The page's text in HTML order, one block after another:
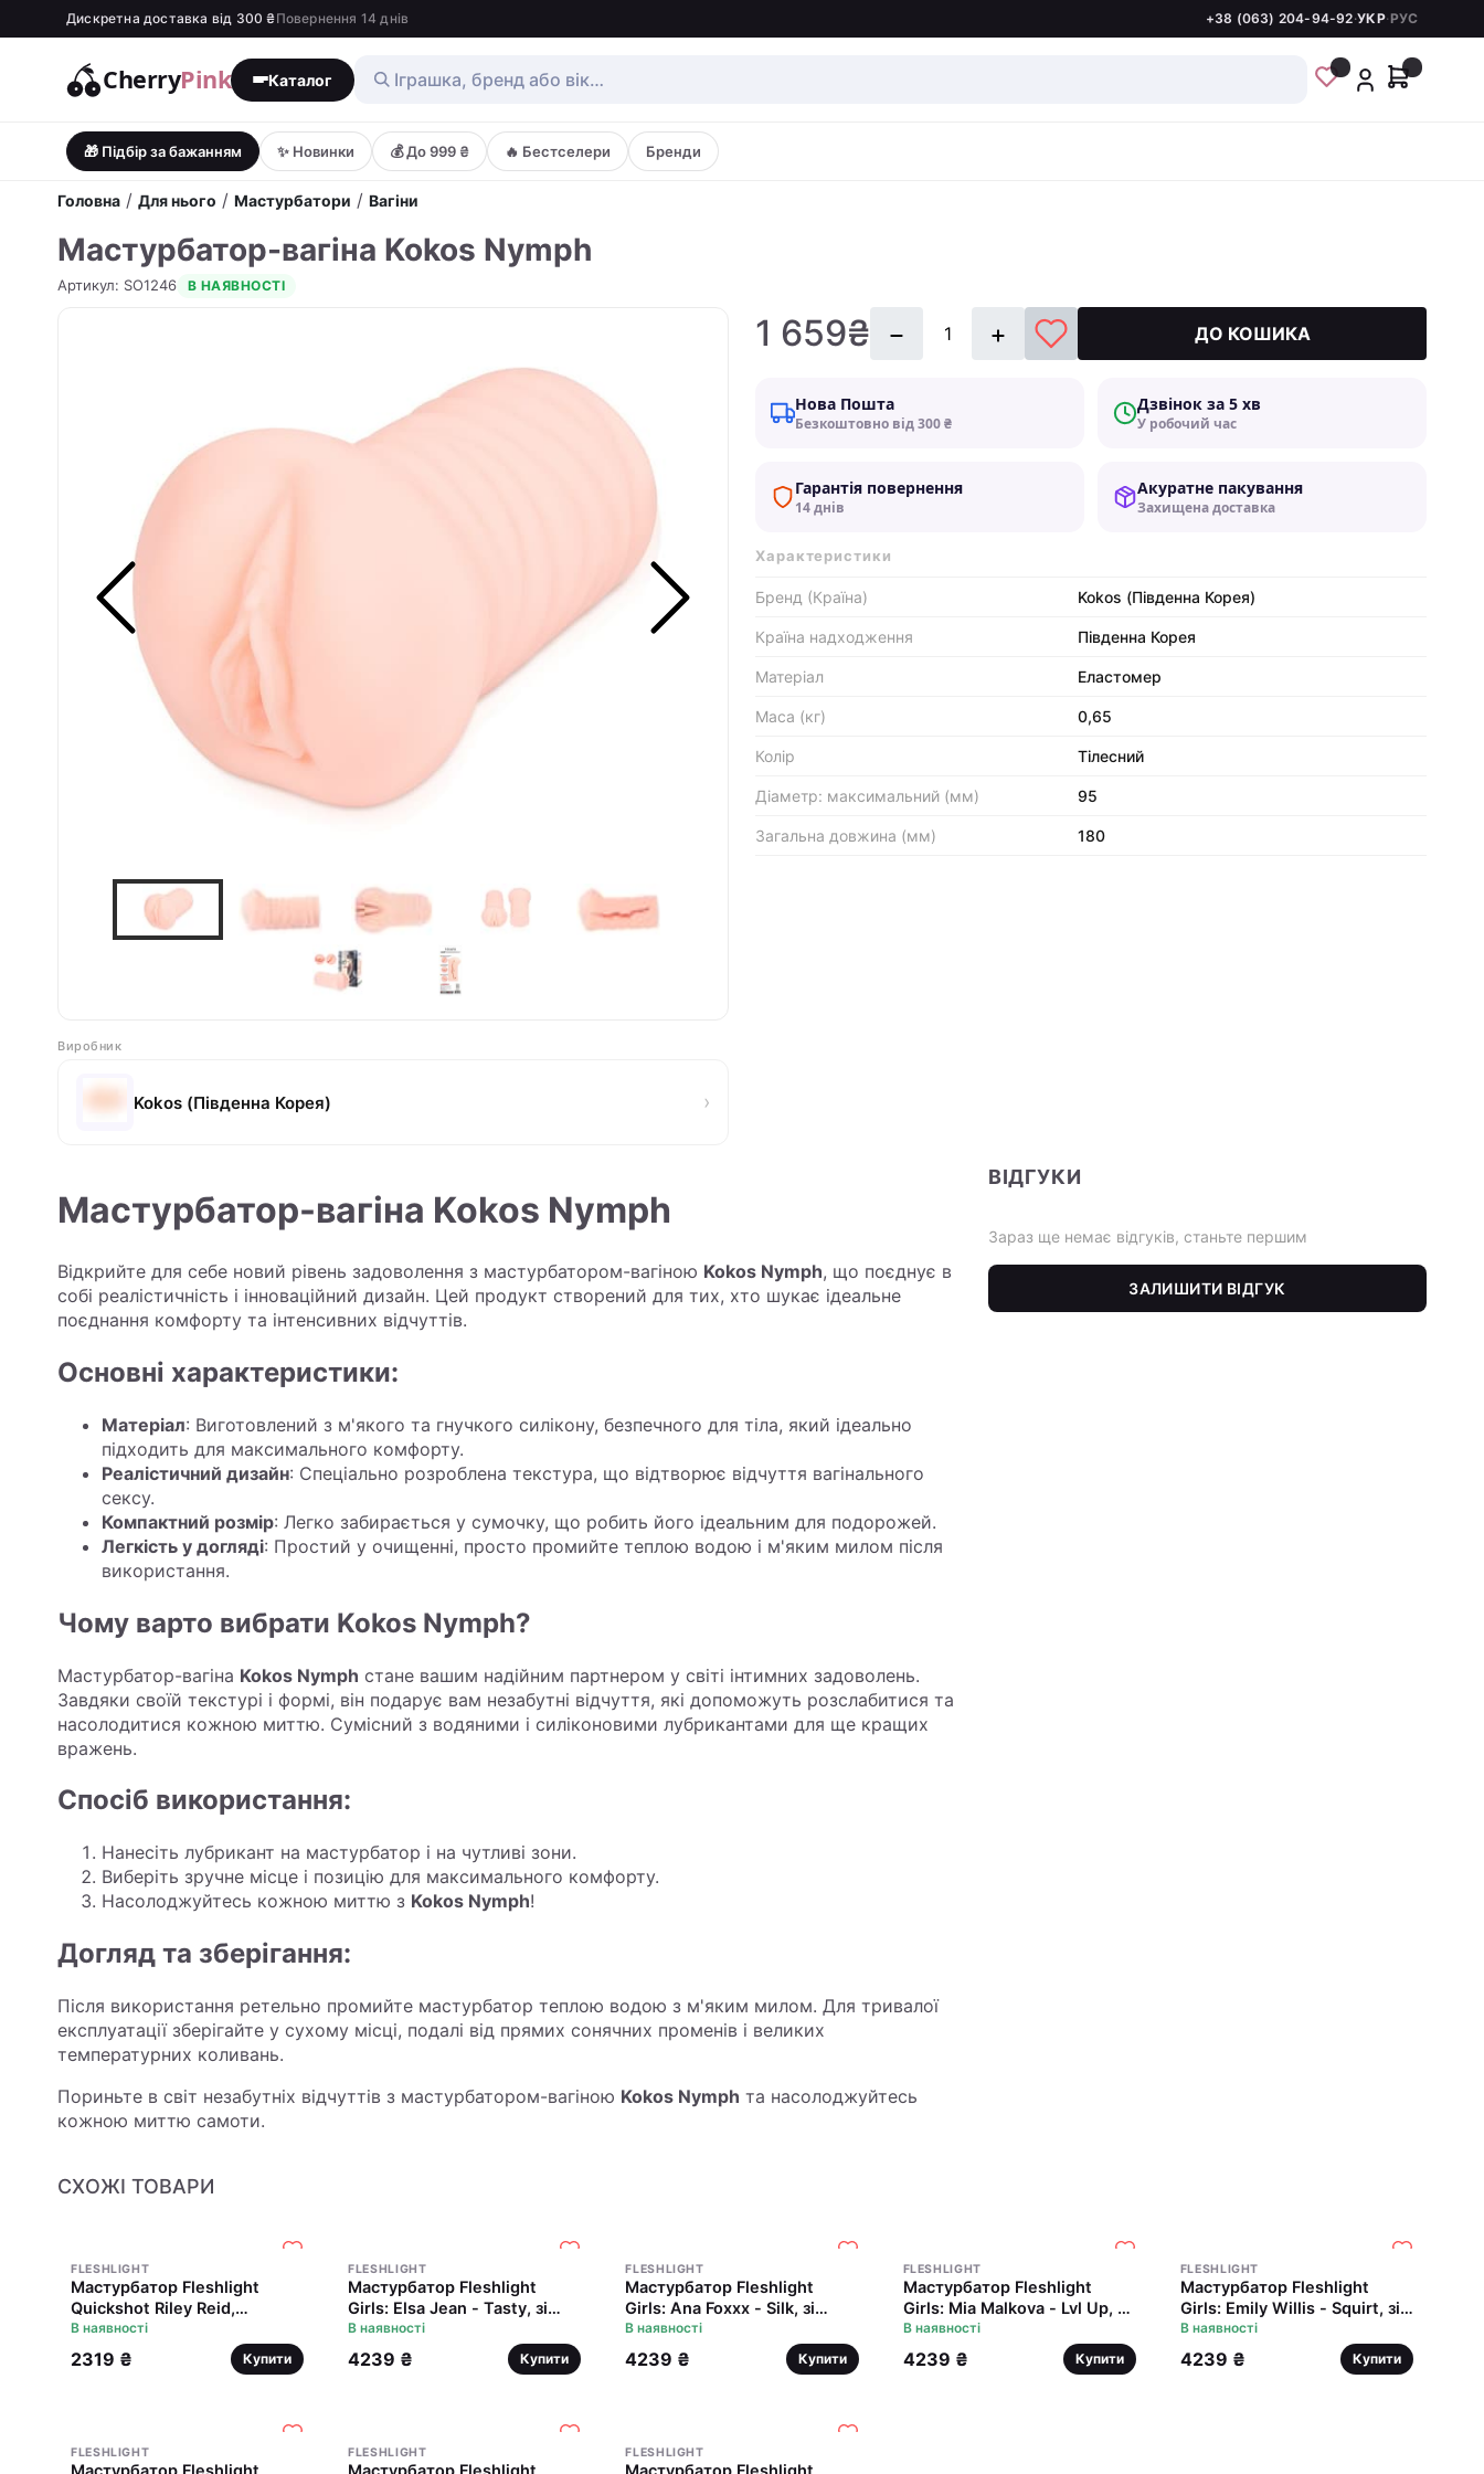
Дискретна доставка від 300 ₴Повернення 14 днів +38 (063) 204-94-92·УКР·РУС
CherryPink Каталог
🎁 Підбір за бажанням ✨ Новинки 💰 До 999 ₴ 🔥 Бестселери Бренди
Головна / Для нього / Мастурбатори / Вагіни
Мастурбатор-вагіна Kokos Nymph
Артикул: SO1246 В НАЯВНОСТІ
Виробник
Kokos (Південна Корея) ›
1 659₴ ДО КОШИКА
Нова Пошта
Безкоштовно від 300 ₴
Дзвінок за 5 хв
У робочий час
Гарантія повернення
14 днів
Акуратне пакування
Захищена доставка
Характеристики
Бренд (Країна) Kokos (Південна Корея)
Країна надходження Південна Корея
Матеріал Еластомер
Маса (кг) 0,65
Колір Тілесний
Діаметр: максимальний (мм) 95
Загальна довжина (мм) 180
Мастурбатор-вагіна Kokos Nymph
Відкрийте для себе новий рівень задоволення з мастурбатором-вагіною Kokos Nymph, що поєднує в
собі реалістичність і інноваційний дизайн. Цей продукт створений для тих, хто шукає ідеальне
поєднання комфорту та інтенсивних відчуттів.
Основні характеристики:
Матеріал: Виготовлений з м'якого та гнучкого силікону, безпечного для тіла, який ідеально
підходить для максимального комфорту.
Реалістичний дизайн: Спеціально розроблена текстура, що відтворює відчуття вагінального
сексу.
Компактний розмір: Легко забирається у сумочку, що робить його ідеальним для подорожей.
Легкість у догляді: Простий у очищенні, просто промийте теплою водою і м'яким милом після
використання.
Чому варто вибрати Kokos Nymph?
Мастурбатор-вагіна Kokos Nymph стане вашим надійним партнером у світі інтимних задоволень.
Завдяки своїй текстурі і формі, він подарує вам незабутні відчуття, які допоможуть розслабитися та
насолодитися кожною миттю. Сумісний з водяними і силіконовими лубрикантами для ще кращих
вражень.
Спосіб використання:
Нанесіть лубрикант на мастурбатор і на чутливі зони.
Виберіть зручне місце і позицію для максимального комфорту.
Насолоджуйтесь кожною миттю з Kokos Nymph!
Догляд та зберігання:
Після використання ретельно промийте мастурбатор теплою водою з м'яким милом. Для тривалої
експлуатації зберігайте у сухому місці, подалі від прямих сонячних променів і великих
температурних коливань.
Пориньте в світ незабутніх відчуттів з мастурбатором-вагіною Kokos Nymph та насолоджуйтесь
кожною миттю самоти.
ВІДГУКИ
Зараз ще немає відгуків, станьте першим
ЗАЛИШИТИ ВІДГУК
СХОЖІ ТОВАРИ
FLESHLIGHT
Мастурбатор Fleshlight
Quickshot Riley Reid,
компактний, зі зліпка вульви
та ануса
В наявності
2319 ₴ Купити
FLESHLIGHT
Мастурбатор Fleshlight
Girls: Elsa Jean - Tasty, зі
зліпка вагіни, дуже ніжний
В наявності
4239 ₴ Купити
FLESHLIGHT
Мастурбатор Fleshlight
Girls: Ana Foxxx - Silk, зі
зліпка вагіни, дуже ніжний
В наявності
4239 ₴ Купити
FLESHLIGHT
Мастурбатор Fleshlight
Girls: Mia Malkova - Lvl Up, зі
зліпка вагіни, дуже ніжний
В наявності
4239 ₴ Купити
FLESHLIGHT
Мастурбатор Fleshlight
Girls: Emily Willis - Squirt, зі
зліпка вагіни, дуже ніжний
В наявності
4239 ₴ Купити
FLESHLIGHT FLESHLIGHT FLESHLIGHT